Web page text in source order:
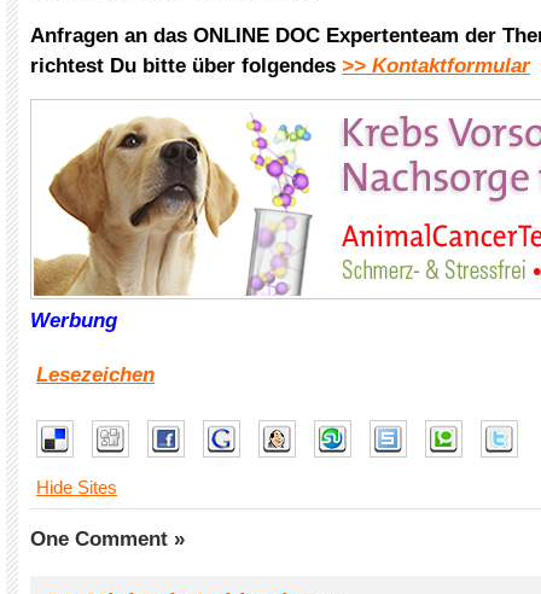
Anfragen an das ONLINE DOC Expertenteam der
richtest Du bitte über folgendes >> Kontaktformular
Werbung
Lesezeichen
Hide Sites
One Comment »